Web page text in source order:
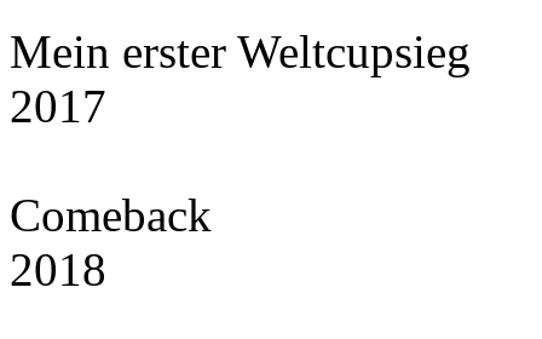
Mein erster Weltcupsieg
2017
Comeback
2018